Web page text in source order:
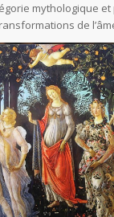
mythologique
de